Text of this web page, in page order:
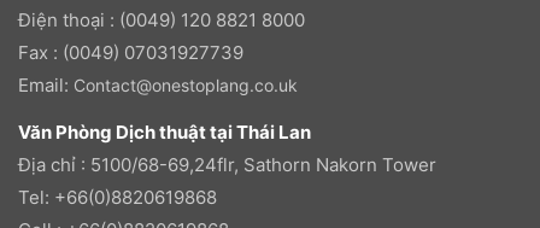
Điện thoại : (0049) 120 8821 8000
Fax : (0049) 07031927739
Email: Contact@onestoplang.co.uk
Văn Phòng Dịch thuật tại Thái Lan
Địa chỉ : 5100/68-69,24flr, Sathorn Nakorn Tower
Tel: +66(0)8820619868